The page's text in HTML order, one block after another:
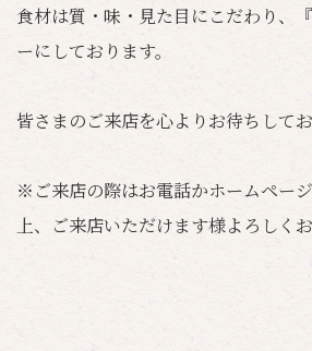
食材は質・味・見た目にこだわり、
ーにしております。
皆さまのご来店を心よりお待ちしてお
※ご来店の際はお電話かホームペー
上、ご来店いただけます様よろしく